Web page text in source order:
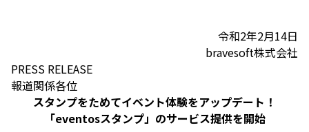
令和2年2月14日
bravesoft株式会社
PRESS RELEASE
報道関係各位
スタンプをためてイベント体験をアップデート！
「eventosスタンプ」のサービス提供を開始